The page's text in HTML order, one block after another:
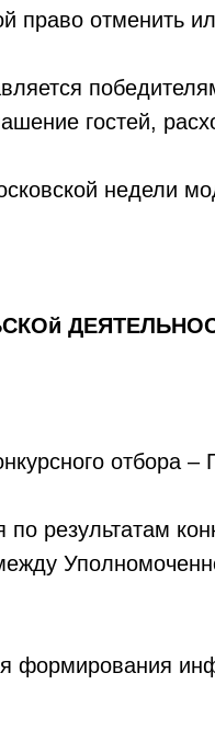
право отменить
гостей,
недели
отбора –
результатам
формирования